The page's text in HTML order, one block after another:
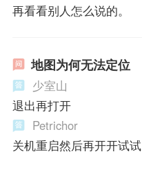
再看看别人怎么说的。
地图为何无法定位
少室山
退出再打开
Petrichor
关机重启然后再开开试试